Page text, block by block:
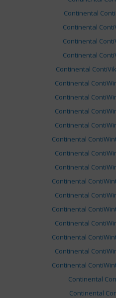
Continental
Continental
Continental
Continental
Continental
Continental
Continental
Continental
Continental
Continental
Continental
Continental
Continental
Continental
Continental
Continental
Continental
Continental
Continental
Continental
Continental